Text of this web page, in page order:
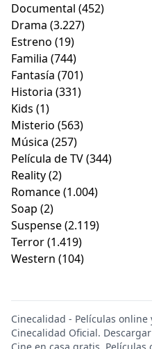
Documental (452)
Drama (3.227)
Estreno (19)
Familia (744)
Fantasía (701)
Historia (331)
Kids (1)
Misterio (563)
Música (257)
Película de TV(344)
Reality(2)
Romance(1.004)
Soap (2)
Suspense(2.119)
Terror(1.419)
Western (104)
Cinecalidad - Películas
Cinecalidad Oficial.